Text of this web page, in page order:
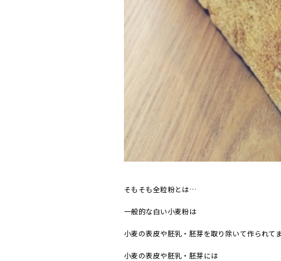
そもそも全粒粉とは…
一般的な白い小麦粉は
小麦の表皮や胚乳・胚芽を取り除いて作られて
小麦の表皮や胚乳・胚芽には